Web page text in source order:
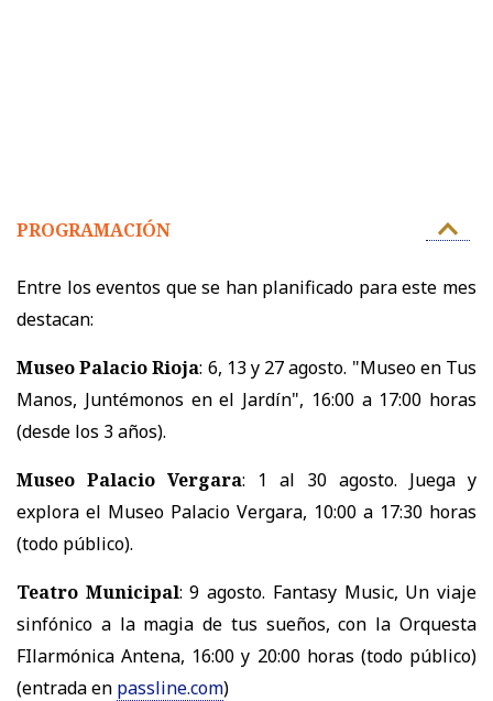
PROGRAMACIÓN
Entre los eventos que se han planificado para este mes
destacan:
Museo Palacio Rioja: 6, 13 y 27 agosto. "Museo en Tus
Manos, Juntémonos en el Jardín", 16:00 a 17:00 horas
(desde los 3 años).
Museo Palacio Vergara: 1 al 30 agosto. Juega y
explora el Museo Palacio Vergara, 10:00 a 17:30 horas
(todo público).
Teatro Municipal: 9 agosto. Fantasy Music, Un viaje
sinfónico a la magia de tus sueños, con la Orquesta
FIlarmónica Antena, 16:00 y 20:00 horas (todo público)
(entrada en passline.com)